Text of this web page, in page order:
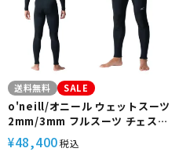
送料無料 SALE
o'neill/オニール ウェットスーツ
2mm/3mm フルスーツ チェスト
ジップ メンズ SUPERFREAK
FSC WSS-406A サーフィン 春夏
¥48,400税込